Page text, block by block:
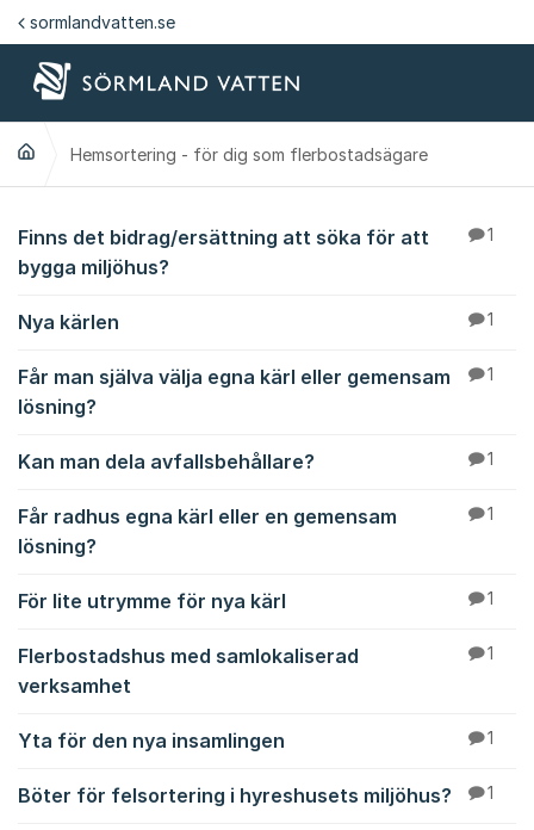
Hoppa till innehåll
sormlandvatten.se
Hemsortering - för dig som flerbostadsägare
Hemsortering - för
Finns det bidrag/ersättning att söka för att
bygga miljöhus?
1
Nya kärlen 1
Får man själva välja egna kärl eller gemensam
lösning?
1
Kan man dela avfallsbehållare? 1
Får radhus egna kärl eller en gemensam
lösning?
1
För lite utrymme för nya kärl 1
Flerbostadshus med samlokaliserad
verksamhet
1
Yta för den nya insamlingen 1
Böter för felsortering i hyreshusets miljöhus? 1